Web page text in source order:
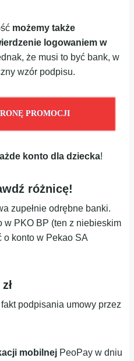
możemy także
logowaniem w
że musi to być bank, w
wzór podpisu.
PROMOCJI
konto dla dziecka!
różnicę!
zupełnie odrębne banki.
w PKO BP (ten z niebieskim
o konto w Pekao SA
podpisania umowy przez
mobilnej PeoPay w dniu